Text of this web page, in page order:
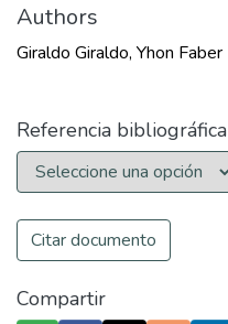
Authors
Giraldo Giraldo, Yhon Faber
Referencia bibliográfica
Citar documento
Compartir